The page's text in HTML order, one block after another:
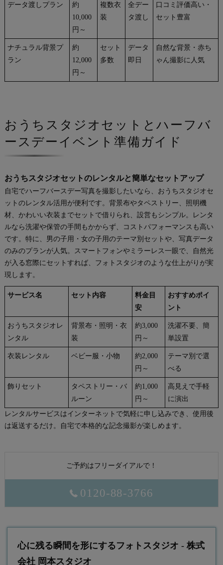
データ渡しプラン
約
10,000
円～
複数衣
装
全デー
タ渡し
口コミ評価高い・
セット豊富
ナチュラル背景プ
ラン
約
12,000
円～
セット
多数
データ
即日
自然な背景・赤ち
ゃん撮影に人気
おうちスタジオセットとハーフバ
ースデーイベント準備ガイド
おうちスタジオセットのレンタルと簡単なセットアップ
自宅でハーフバースデー写真を撮影したいなら、おうちスタジオセ
ットのレンタル活用が便利です。背景布やタペストリー、照明機
材、かわいい衣装までセットで借りられ、設営もシンプル。レンタ
ルなら洗濯や保管の手間もかからず、コストパフォーマンスも高い
です。特に、男の子用・女の子用のテーマ別セットや、写真データ
のみのプランが人気。スマートフォンやミラーレス一眼で、自然光
が入る窓際にセットすれば、フォトスタジオのような仕上がりが実
現します。
サービス名 セット内容
料金目
安
おすすめポイ
ント
おうちスタジオレ
ンタル
背景布・照明・衣
装
約3,000
円～
洗濯不要、簡
単設置
衣装レンタル ベビー服・小物
約2,000
円～
テーマ別で選
べる
飾りセット
タペストリー・バ
ルーン
約1,000
円～
高見えで手軽
に演出
レンタルサービスはインターネットで気軽に申し込みでき、使用後
は返送するだけ。自宅で本格的な記念撮影が楽しめます。
ご予約はフリーダイアルで！
0120-88-3766
心に残る瞬間を形にするフォトスタジオ - 株式
会社 岡本スタジオ